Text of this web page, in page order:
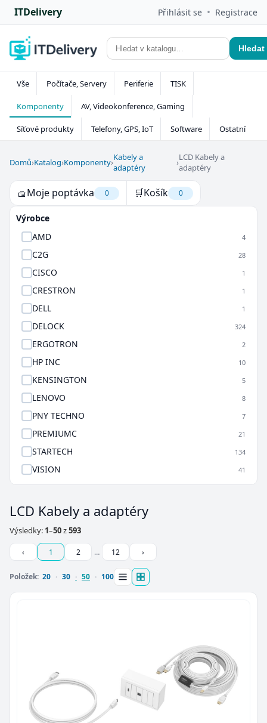
ITDelivery Přihlásit se • Registrace
Hledat
Vše Počítače, Servery Periferie TISK
Komponenty AV, Videokonference, Gaming
Síťové produkty Telefony, GPS, IoT Software Ostatní
Domů›Katalog›Komponenty›Kabely a
adaptéry
›LCD Kabely a
adaptéry
🧺Moje poptávka 0 🛒Košík 0
Výrobce
AMD
4
C2G 28
CISCO 1
CRESTRON 1
DELL 1
DELOCK 324
ERGOTRON 2
HP INC 10
KENSINGTON 5
LENOVO 8
PNY TECHNO 7
PREMIUMC 21
STARTECH 134
VISION 41
LCD Kabely a adaptéry
Výsledky: 1–50z593
‹ 1 2 … 12 ›
Položek: 20 30 50 100